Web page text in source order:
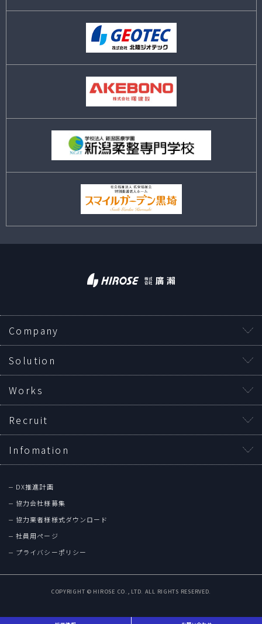
Company
Solution
Works
Recruit
Infomation
DX推進計画
協力会社様募集
協力業者様様式ダウンロード
社員用ページ
プライバシーポリシー
COPYRIGHT © HIROSE CO., LTD. ALL RIGHTS RESERVED.